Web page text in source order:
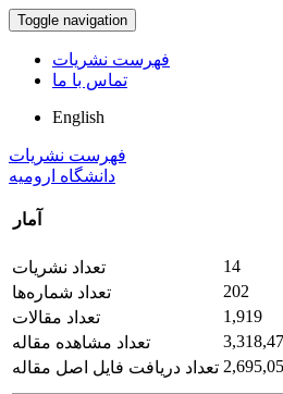
Toggle navigation
فهرست نشریات
تماس با ما
English
فهرست نشریات
دانشگاه ارومیه
آمار
تعداد نشریات
14
تعداد شماره‌ها
202
تعداد مقالات
1,919
تعداد مشاهده مقاله
تعداد دریافت فایل اصل مقاله